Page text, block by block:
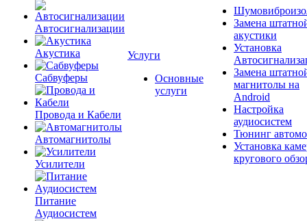
Автосигнализации
Акустика
Сабвуферы
Провода и Кабели
Автомагнитолы
Усилители
Питание
Аудиосистем
Услуги
Основные
услуги
Замена
акустики
Установка
Замена
магнитолы на
Android
Настройка
аудиосистем
Тюнинг
Установка
кругового